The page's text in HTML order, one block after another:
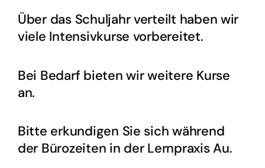
Über das Schuljahr verteilt haben wir
viele Intensivkurse vorbereitet.
Bei Bedarf bieten wir weitere Kurse
an.
Bitte erkundigen Sie sich während
der Bürozeiten in der Lernpraxis Au.